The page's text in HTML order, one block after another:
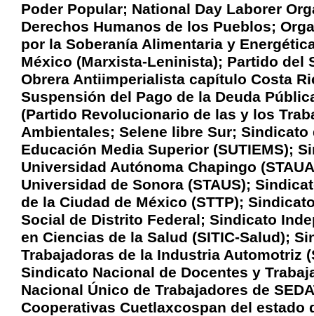
Poder Popular; National Day Laborer
Derechos Humanos de los Pueblos;
por la Soberanía Alimentaria y
México (Marxista-Leninista); Partido del
Obrera Antiimperialista capítulo Costa
Suspensión del Pago de la Deuda
(Partido Revolucionario de las y los
Ambientales; Selene libre Sur;
Educación Media Superior (SUTIEMS);
Universidad Autónoma Chapingo
Universidad de Sonora (STAUS);
de la Ciudad de México (STTP);
Social de Distrito Federal; Sindicato
en Ciencias de la Salud (SITIC-Salud);
Trabajadoras de la Industria Automotriz
Sindicato Nacional de Docentes y
Nacional Único de Trabajadores de
Cooperativas Cuetlaxcospan del estado